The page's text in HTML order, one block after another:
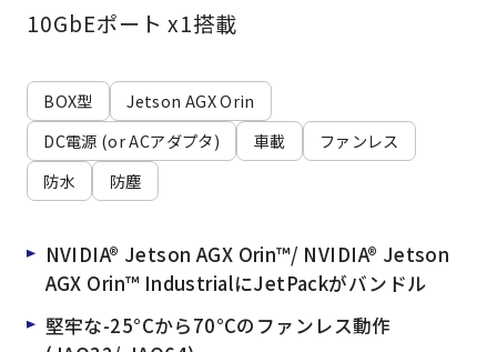
10GbEポート x1搭載
BOX型
Jetson AGX Orin
DC電源 (or ACアダプタ)
車載
ファンレス
防水
防塵
NVIDIA® Jetson AGX Orin™/ NVIDIA® Jetson
AGX Orin™ IndustrialにJetPackがバンドル
堅牢な-25°Cから70°Cのファンレス動作